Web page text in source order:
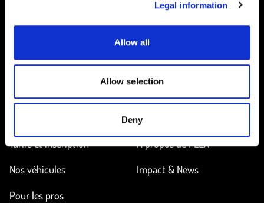
Legal information
Allow all
Allow selection
Deny
Tarifs et inscription
Nos véhicules
Pour les pros
Comment ça marche ?
À propos de FLEX
Impact & News